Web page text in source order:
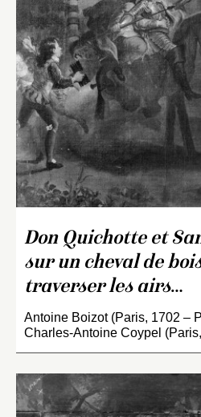
Don Quichotte et
sur un cheval de
traverser les airs…
Antoine Boizot (Paris, 1702 –
Charles-Antoine Coypel